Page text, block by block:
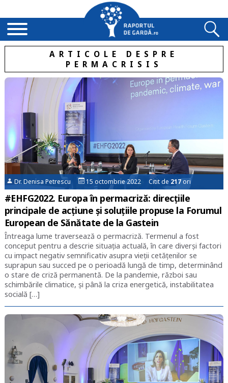
ARTICOLE DESPRE
PERMACRISIS
Dr. Denisa Petrescu 15 octombrie 2022 Citit de 217 ori
#EHFG2022. Europa în permacriză: direcțiile
principale de acțiune și soluțiile propuse la Forumul
European de Sănătate de la Gastein
Întreaga lume traversează o permacriză. Termenul a fost
conceput pentru a descrie situația actuală, în care diverși factori
cu impact negativ semnificativ asupra vieții cetățenilor se
suprapun sau succed pe o perioadă lungă de timp, determinând
o stare de criză permanentă. De la pandemie, război sau
schimbările climatice, și până la criza energetică, instabilitatea
socială […]